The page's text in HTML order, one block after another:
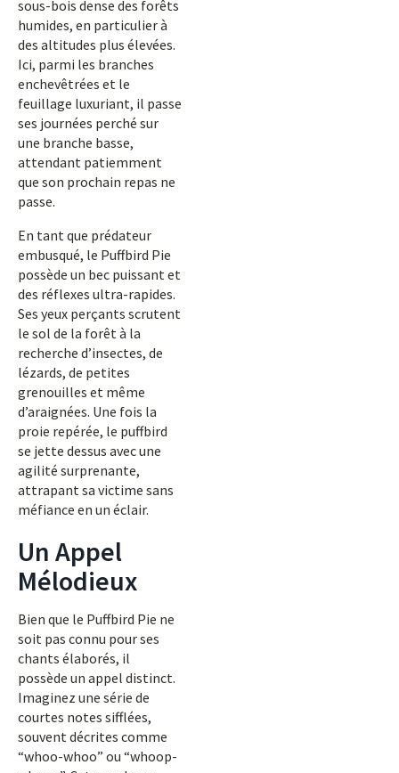
sous-bois dense des forêts
humides, en particulier à
des altitudes plus élevées.
Ici, parmi les branches
enchevêtrées et le
feuillage luxuriant, il passe
ses journées perché sur
une branche basse,
attendant patiemment
que son prochain repas ne
passe.
En tant que prédateur
embusqué, le Puffbird Pie
possède un bec puissant et
des réflexes ultra-rapides.
Ses yeux perçants scrutent
le sol de la forêt à la
recherche d’insectes, de
lézards, de petites
grenouilles et même
d’araignées. Une fois la
proie repérée, le puffbird
se jette dessus avec une
agilité surprenante,
attrapant sa victime sans
méfiance en un éclair.
Un Appel
Mélodieux
Bien que le Puffbird Pie ne
soit pas connu pour ses
chants élaborés, il
possède un appel distinct.
Imaginez une série de
courtes notes sifflées,
souvent décrites comme
“whoo-whoo” ou “whoop-